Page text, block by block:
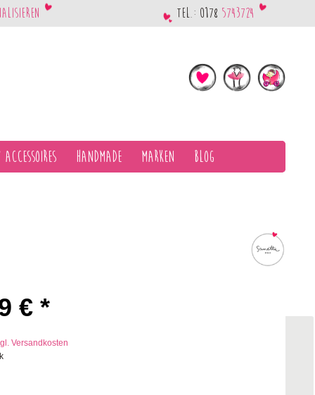
Tel.: 0178 5743724
Accessoires Handmade Marken Blog
€ *
Versandkosten